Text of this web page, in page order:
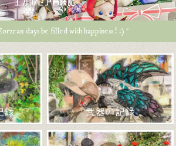
days be filled with happiness ! :) *
録 武器の記録